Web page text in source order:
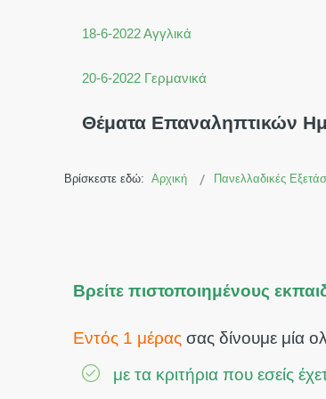
18-6-2022 Αγγλικά
20-6-2022 Γερμανικά
Θέματα Επαναληπτικών
Βρίσκεστε εδώ: Αρχική Πανελλαδικές
Βρείτε πιστοποιημένους
Εντός 1 μέρας σας δίνουμε μία
με τα κριτήρια που εσείς